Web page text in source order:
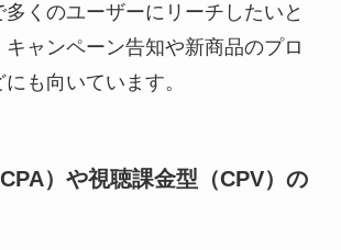
くのユーザーにリーチしたいと
キャンペーン告知や新商品のプロ
も向いています。
）や視聴課金型（CPV）の